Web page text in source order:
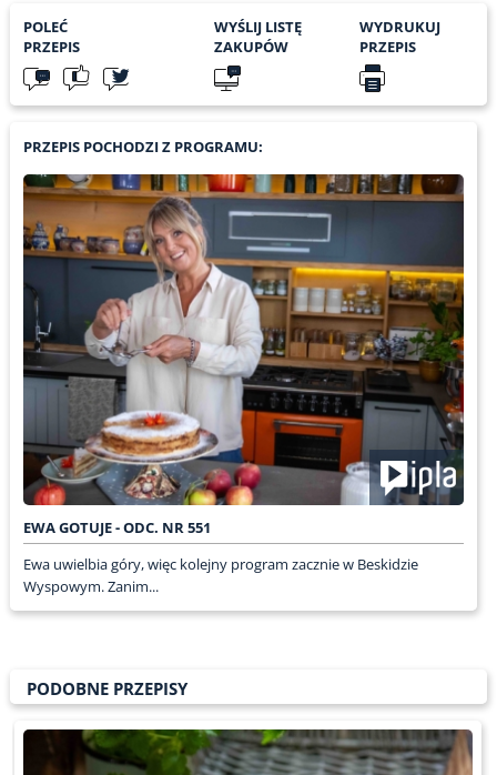
POLEĆ
PRZEPIS
WYŚLIJ LISTĘ
ZAKUPÓW
WYDRUKUJ
PRZEPIS
PRZEPIS POCHODZI Z PROGRAMU:
EWA GOTUJE - ODC. NR 551
Ewa uwielbia góry, więc kolejny program zacznie w Beskidzie
Wyspowym. Zanim...
PODOBNE PRZEPISY